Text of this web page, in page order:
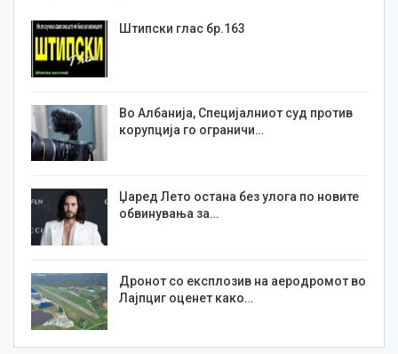
Штипски глас бр.163
Во Албанија, Специјалниот суд против
корупција го ограничи…
Џаред Лето остана без улога по новите
обвинувања за…
Дронот со експлозив на аеродромот во
Лајпциг оценет како…